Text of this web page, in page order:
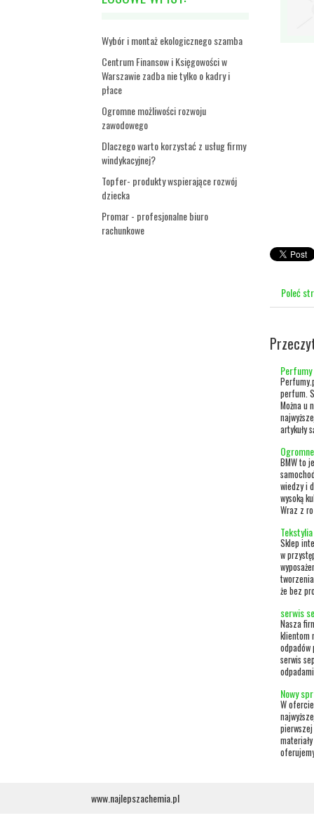
Wybór i montaż ekologicznego szamba
Centrum Finansow i Księgowości w
Warszawie zadba nie tylko o kadry i
płace
Ogromne możliwości rozwoju
zawodowego
Dlaczego warto korzystać z usług firmy
windykacyjnej?
Topfer- produkty wspierające rozwój
dziecka
Promar - profesjonalne biuro
rachunkowe
Poleć
perfum.
Można u
artykuły
BMW to
wiedzy i
wysoką
Wraz z
Sklep
w
że bez
serwis
Nasza
klientom
odpadów
serwis
Nowy
W
www.najlepszachemia.pl